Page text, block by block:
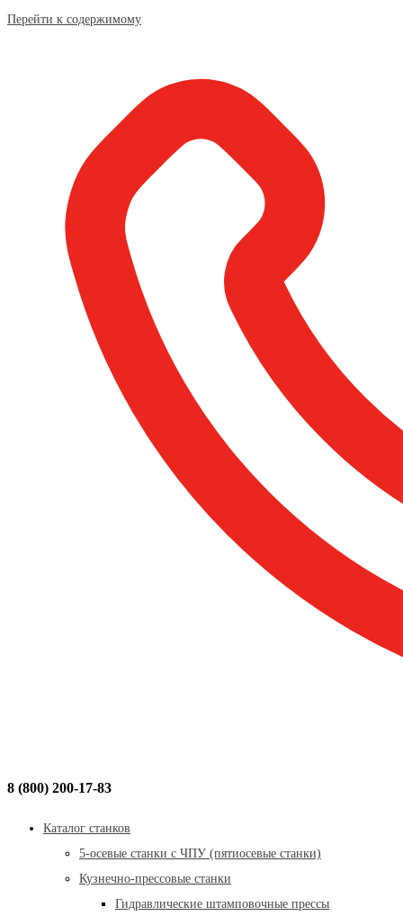
Перейти к содержимому
8 (800) 200-17-83
Каталог станков
5-осевые станки с ЧПУ (пятиосевые станки)
Кузнечно-прессовые станки
Гидравлические штамповочные прессы